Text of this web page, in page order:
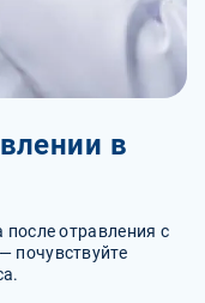
в
отравления с
почувствуйте